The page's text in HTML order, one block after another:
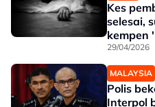
Kes
selesai,
kempen
29/04/2026
MALAYSIA
Polis
Interpol